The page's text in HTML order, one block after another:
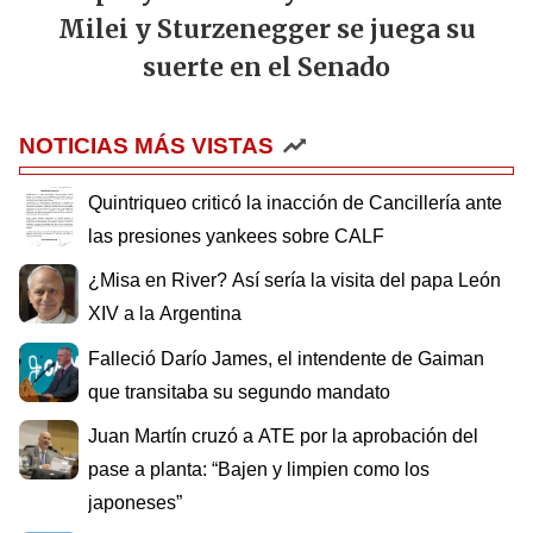
Milei y Sturzenegger se juega su
suerte en el Senado
NOTICIAS MÁS VISTAS
Quintriqueo criticó la inacción de Cancillería ante
las presiones yankees sobre CALF
¿Misa en River? Así sería la visita del papa León
XIV a la Argentina
Falleció Darío James, el intendente de Gaiman
que transitaba su segundo mandato
Juan Martín cruzó a ATE por la aprobación del
pase a planta: “Bajen y limpien como los
japoneses”